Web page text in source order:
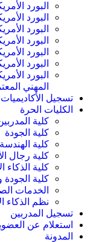
البورد
البورد
البورد
البورد
البورد
البورد
البورد
المهني
تسجيل الأكاديميات
الكليات الحرة
كلية
كلية الجودة
كلية
كلية رجال
كلية الذكاء
كلية الجودة
الخدمات
نظم الذكاء
تسجيل المدربين
استعلام عن
المدونة